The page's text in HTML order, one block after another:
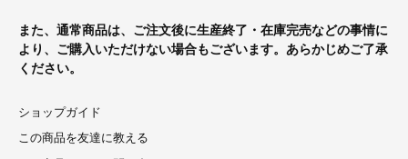
また、通常商品は、ご注文後に生産終了・在庫完売などの事情に
より、ご購入いただけない場合もございます。あらかじめご了承
ください。
ショップガイド
この商品を友達に教える